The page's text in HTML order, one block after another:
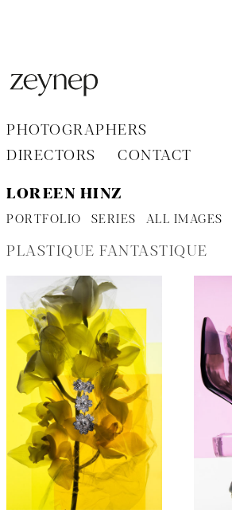
PHOTOGRAPHERS
DIRECTORS
CONTACT
LOREEN HINZ
PORTFOLIO SERIES ALL IMAGES
PLASTIQUE FANTASTIQUE